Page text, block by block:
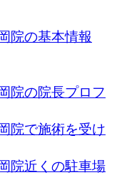
院の基本情報
院の院長プロフ
院で施術を受け
院近くの駐車場